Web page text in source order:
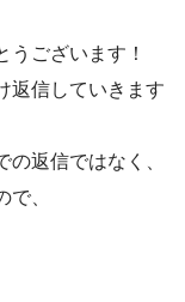
うございます！
返信していきます
返信ではなく、
、